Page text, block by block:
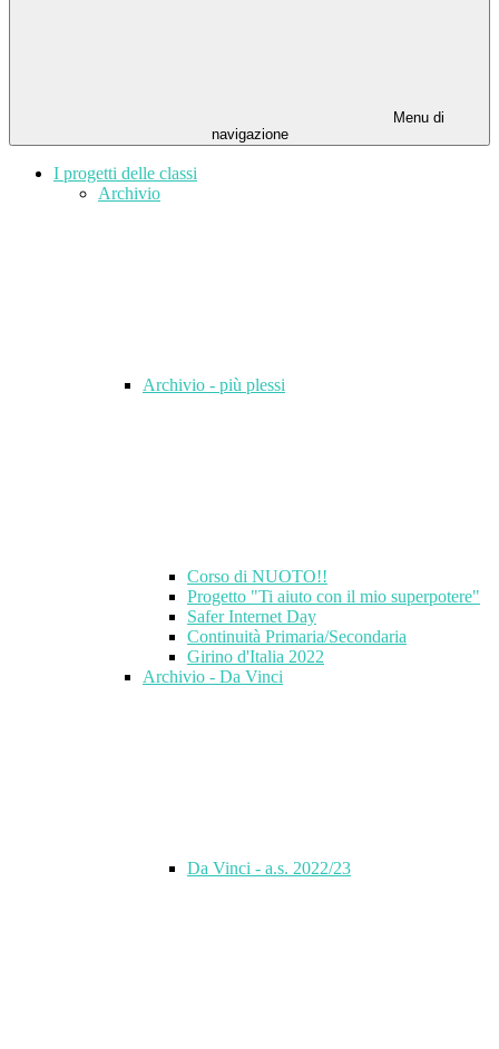
Menu di
navigazione
I progetti delle classi
Archivio
Archivio - più plessi
Corso di NUOTO!!
Progetto "Ti aiuto con il mio superpotere"
Safer Internet Day
Continuità Primaria/Secondaria
Girino d'Italia 2022
Archivio - Da Vinci
Da Vinci - a.s. 2022/23